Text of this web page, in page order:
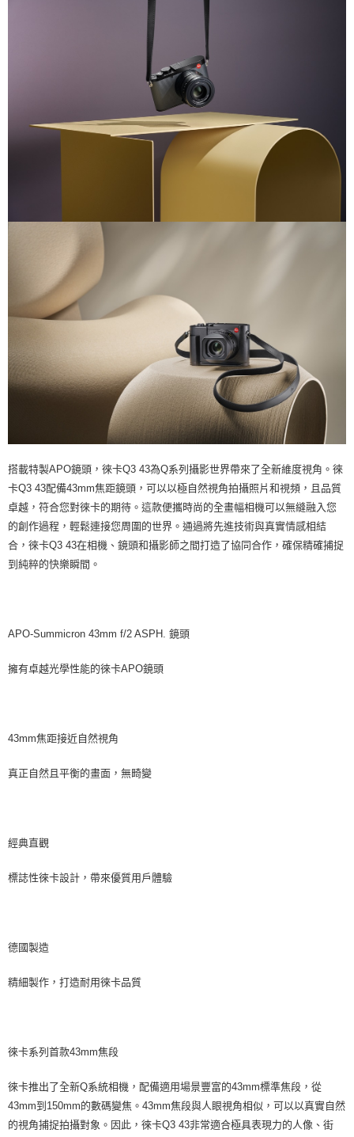
搭載特製APO鏡頭，徠卡Q3 43為Q系列攝影世界帶來了全新維度視角。徠
卡Q3 43配備43mm焦距鏡頭，可以以極自然視角拍攝照片和視頻，且品質
卓越，符合您對徠卡的期待。這款便攜時尚的全畫幅相機可以無縫融入您
的創作過程，輕鬆連接您周圍的世界。通過將先進技術與真實情感相結
合，徠卡Q3 43在相機、鏡頭和攝影師之間打造了協同合作，確保精確捕捉
到純粹的快樂瞬間。
APO-Summicron 43mm f/2 ASPH. 鏡頭
擁有卓越光學性能的徠卡APO鏡頭
43mm焦距接近自然視角
真正自然且平衡的畫面，無畸變
經典直觀
標誌性徠卡設計，帶來優質用戶體驗
德國製造
精細製作，打造耐用徠卡品質
徠卡系列首款43mm焦段
徠卡推出了全新Q系統相機，配備適用場景豐富的43mm標準焦段，從
43mm到150mm的數碼變焦。43mm焦段與人眼視角相似，可以以真實自然
的視角捕捉拍攝對象。因此，徠卡Q3 43非常適合極具表現力的人像、街